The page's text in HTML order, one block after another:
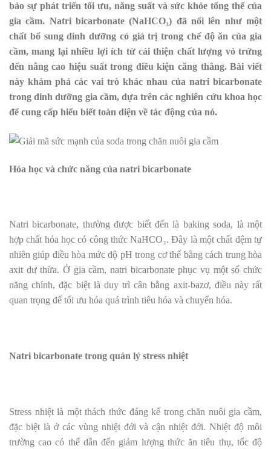
bảo sự phát triển tối ưu, năng suất và sức khỏe tổng thể của
gia cầm. Natri bicarbonate (NaHCO₃) đã nổi lên như một
chất bổ sung dinh dưỡng có giá trị trong chế độ ăn của gia
cầm, mang lại nhiều lợi ích từ cải thiện chất lượng vỏ trứng
đến nâng cao hiệu suất trong điều kiện căng thẳng. Bài viết
này khám phá các vai trò khác nhau của natri bicarbonate
trong dinh dưỡng gia cầm, dựa trên các nghiên cứu khoa học
để cung cấp hiểu biết toàn diện về tác động của nó.
Hóa học và chức năng của natri bicarbonate
Natri bicarbonate, thường được biết đến là baking soda, là một
hợp chất hóa học có công thức NaHCO₃. Đây là một chất đệm tự
nhiên giúp điều hòa mức độ pH trong cơ thể bằng cách trung hòa
axit dư thừa. Ở gia cầm, natri bicarbonate phục vụ một số chức
năng chính, đặc biệt là duy trì cân bằng axit-bazơ, điều này rất
quan trọng để tối ưu hóa quá trình tiêu hóa và chuyển hóa.
Natri bicarbonate trong quản lý stress nhiệt
Stress nhiệt là một thách thức đáng kể trong chăn nuôi gia cầm,
đặc biệt là ở các vùng nhiệt đới và cận nhiệt đới. Nhiệt độ môi
trường cao có thể dẫn đến giảm lượng thức ăn tiêu thụ, tốc độ